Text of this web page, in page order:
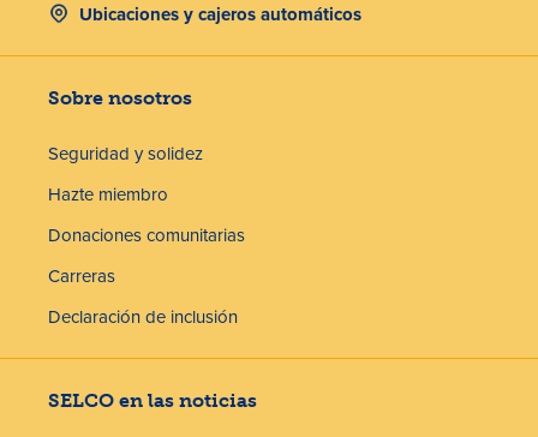
Ubicaciones y cajeros automáticos
Sobre nosotros
Seguridad y solidez
Hazte miembro
Donaciones comunitarias
Carreras
Declaración de inclusión
SELCO en las noticias